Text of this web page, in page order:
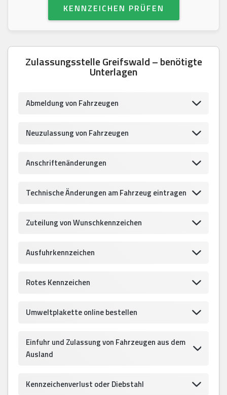
KENNZEICHEN PRÜFEN
Zulassungsstelle Greifswald – benötigte
Unterlagen
Abmeldung von Fahrzeugen
Neuzulassung von Fahrzeugen
Anschriftenänderungen
Technische Änderungen am Fahrzeug eintragen
Zuteilung von Wunschkennzeichen
Ausfuhrkennzeichen
Rotes Kennzeichen
Umweltplakette online bestellen
Einfuhr und Zulassung von Fahrzeugen aus dem
Ausland
Kennzeichenverlust oder Diebstahl